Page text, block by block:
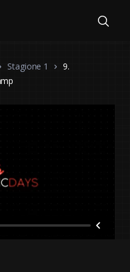
Stagione 1
9.